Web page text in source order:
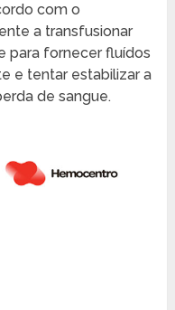
com o
a transfusionar
para fornecer fluídos
e tentar estabilizar a
de sangue.